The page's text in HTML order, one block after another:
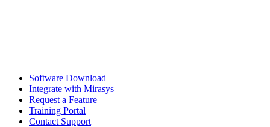
Software Download
Integrate with Mirasys
Request a Feature
Training Portal
Contact Support